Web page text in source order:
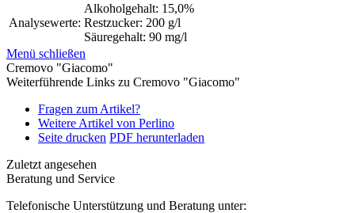
Analysewerte:
Alkoholgehalt: 15,0%
Restzucker: 200 g/l
Säuregehalt: 90 mg/l
Menü schließen
Cremovo "Giacomo"
Weiterführende Links zu Cremovo "Giacomo"
Fragen zum Artikel?
Weitere Artikel von Perlino
Seite drucken PDF herunterladen
Zuletzt angesehen
Beratung und Service
Telefonische Unterstützung und Beratung unter: